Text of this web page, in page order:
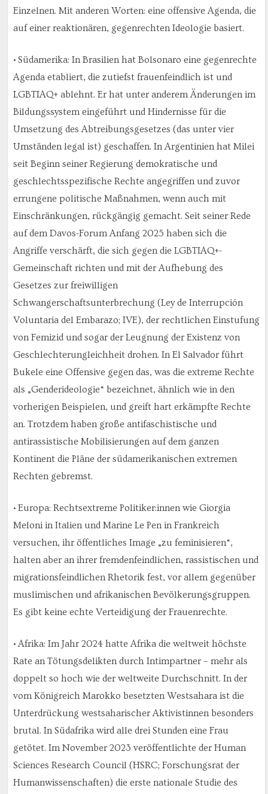
Einzelnen. Mit anderen Worten: eine offensive Agenda, die
auf einer reaktionären, gegenrechten Ideologie basiert.
• Südamerika: In Brasilien hat Bolsonaro eine gegenrechte
Agenda etabliert, die zutiefst frauenfeindlich ist und
LGBTIAQ+ ablehnt. Er hat unter anderem Änderungen im
Bildungssystem eingeführt und Hindernisse für die
Umsetzung des Abtreibungsgesetzes (das unter vier
Umständen legal ist) geschaffen. In Argentinien hat Milei
seit Beginn seiner Regierung demokratische und
geschlechtsspezifische Rechte angegriffen und zuvor
errungene politische Maßnahmen, wenn auch mit
Einschränkungen, rückgängig gemacht. Seit seiner Rede
auf dem Davos-Forum Anfang 2025 haben sich die
Angriffe verschärft, die sich gegen die LGBTIAQ+-
Gemeinschaft richten und mit der Aufhebung des
Gesetzes zur freiwilligen
Schwangerschaftsunterbrechung (Ley de Interrupción
Voluntaria del Embarazo; IVE), der rechtlichen Einstufung
von Femizid und sogar der Leugnung der Existenz von
Geschlechterungleichheit drohen. In El Salvador führt
Bukele eine Offensive gegen das, was die extreme Rechte
als „Genderideologie“ bezeichnet, ähnlich wie in den
vorherigen Beispielen, und greift hart erkämpfte Rechte
an. Trotzdem haben große antifaschistische und
antirassistische Mobilisierungen auf dem ganzen
Kontinent die Pläne der südamerikanischen extremen
Rechten gebremst.
• Europa: Rechtsextreme Politiker:innen wie Giorgia
Meloni in Italien und Marine Le Pen in Frankreich
versuchen, ihr öffentliches Image „zu feminisieren“,
halten aber an ihrer fremdenfeindlichen, rassistischen und
migrationsfeindlichen Rhetorik fest, vor allem gegenüber
muslimischen und afrikanischen Bevölkerungsgruppen.
Es gibt keine echte Verteidigung der Frauenrechte.
• Afrika: Im Jahr 2024 hatte Afrika die weltweit höchste
Rate an Tötungsdelikten durch Intimpartner – mehr als
doppelt so hoch wie der weltweite Durchschnitt. In der
vom Königreich Marokko besetzten Westsahara ist die
Unterdrückung westsaharischer Aktivistinnen besonders
brutal. In Südafrika wird alle drei Stunden eine Frau
getötet. Im November 2023 veröffentlichte der Human
Sciences Research Council (HSRC; Forschungsrat der
Humanwissenschaften) die erste nationale Studie des